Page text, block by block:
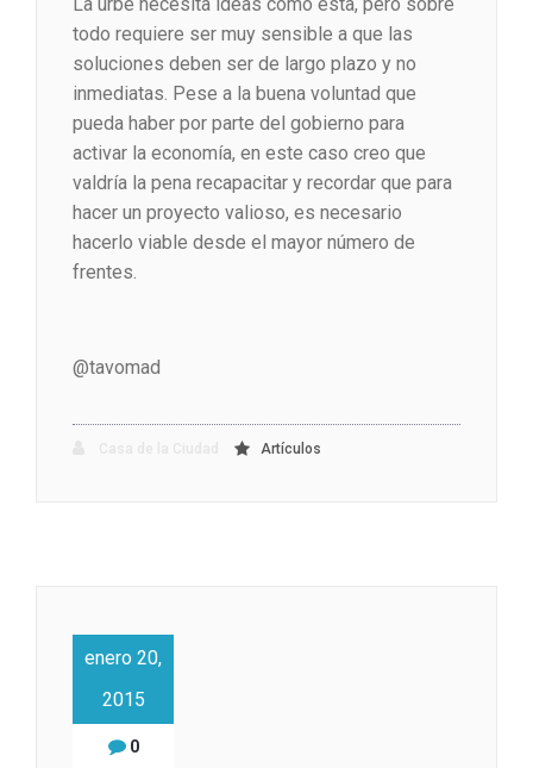
todo requiere ser muy sensible a que las
soluciones deben ser de largo plazo y no
inmediatas. Pese a la buena voluntad que
pueda haber por parte del gobierno para
activar la economía, en este caso creo que
valdría la pena recapacitar y recordar que para
hacer un proyecto valioso, es necesario
hacerlo viable desde el mayor número de
frentes.
@tavomad
Artículos
enero 20,
2015
0